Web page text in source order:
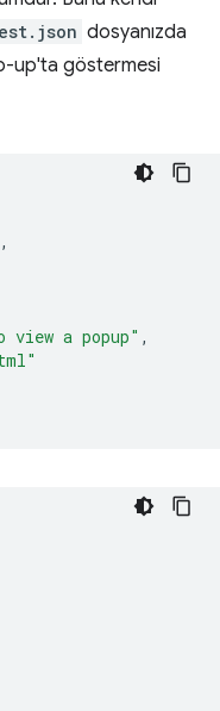
dosyanızda
up'ta göstermesi
,
a popup" ,